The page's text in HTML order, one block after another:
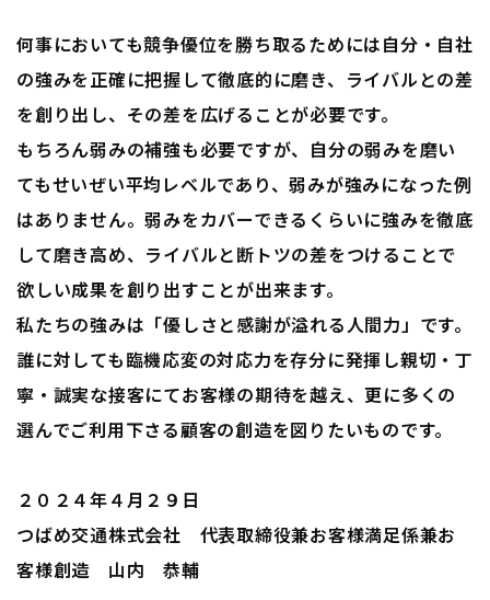
何事においても競争優位を勝ち取るためには自分・自社
の強みを正確に把握して徹底的に磨き、ライバルとの差
を創り出し、その差を広げることが必要です。
もちろん弱みの補強も必要ですが、自分の弱みを磨い
てもせいぜい平均レベルであり、弱みが強みになった例
はありません。弱みをカバーできるくらいに強みを徹底
して磨き高め、ライバルと断トツの差をつけることで
欲しい成果を創り出すことが出来ます。
私たちの強みは「優しさと感謝が溢れる人間力」です。
誰に対しても臨機応変の対応力を存分に発揮し親切・丁
寧・誠実な接客にてお客様の期待を越え、更に多くの
選んでご利用下さる顧客の創造を図りたいものです。
２０２４年４月２９日
つばめ交通株式会社 代表取締役兼お客様満足係兼お
客様創造 山内 恭輔